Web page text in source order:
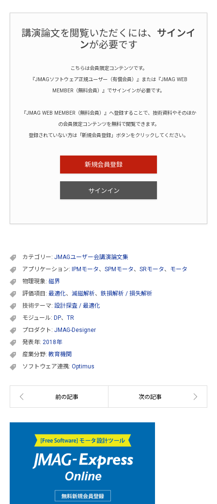
講演論文を閲覧いただくには、 サインイ
ンが必要です
こちらは会員限定コンテンツです。
『JMAGソフトウェア正規ユーザー（有償会員）』または『JMAG WEB
MEMBER（無料会員）』でサインインが必要です。
『JMAG WEB MEMBER（無料会員）』へ登録することで、技術資料やそのほか
の会員限定コンテンツを無料で閲覧できます。
登録されていない方は「新規会員登録」ボタンをクリックしてください。
新規会員登録
サインイン
カテゴリー: JMAGユーザー会講演論文集
アプリケーション: IPMモータ、 SPMモータ、 SRモータ、 モータ
物理現象: 磁界
評価項目: 最適化、 減磁解析、 鉄損解析 / 損失解析
技術テーマ: 設計探査 / 最適化
モジュール: DP、 TR
プロダクト: JMAG-Designer
発表年: 2018年
産業分野: 教育機関
ソフトウェア連携: Optimus